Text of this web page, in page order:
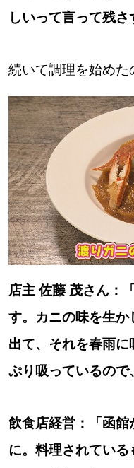
しいって言って残さ
続いて調理を始めた
店主 佐藤 茂さん：
す。カニの味を生か
出て、それを春雨
ぷり吸っているので
飲食店経営：「函
に。料理されてい